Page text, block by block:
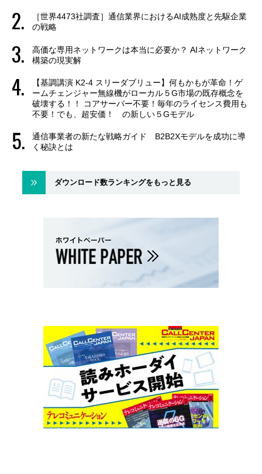
［世界4473社調査］通信業界におけるAI成熟度と先駆企業
の戦略
高価な専用ネットワークは本当に必要か？ AIネットワーク
構築の現実解
【基調講演 K2-4 スリーダブリュー】何もかもが革命！ゲ
ームチェンジャー無線機がローカル５G市場の既存概念を
破壊する！！ コアサーバー不要！毎年のライセンス費用も
不要！でも、超安価！ の新しい５Gモデル
通信事業者の新たな戦略ガイド B2B2Xモデルを成功に導
く秘訣とは
ダウンロード数ランキングをもっと見る